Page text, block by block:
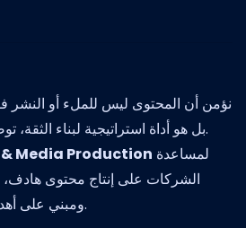
بل هو أداة استراتيجية لبناء الثقة، توصيل الرسالة، ودعم النمو.
Media Production
الشركات على إنتاج محتوى هادف،
ومبني على أهداف واضحة قابلة للقياس.